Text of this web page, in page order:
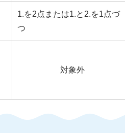
1.を2点または1.と2.を1点づ
つ
対象外